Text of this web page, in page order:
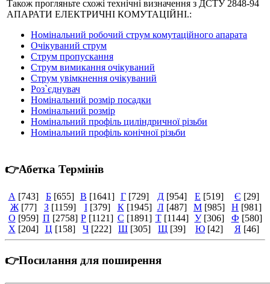
Також прогляньте схожі технічні визначення з ДСТУ 2848-94
АПАРАТИ ЕЛЕКТРИЧНІ КОМУТАЦІЙНІ.:
Номінальний робочий струм комутаційного апарата
Очікуваний струм
Струм пропускання
Струм вимикання очікуваний
Струм увімкнення очікуваний
Роз`єднувач
Номінальний розмір посадки
Номінальний розмір
Номінальний профіль циліндричної різьби
Номінальний профіль конічної різьби
👉Абетка Термінів
А [743] Б [655] В [1641] Г [729] Д [954] Е [519] Є [29]
Ж [77] З [1159] І [379] К [1945] Л [487] М [985] Н [981]
О [959] П [2758] Р [1121] С [1891] Т [1144] У [306] Ф [580]
Х [204] Ц [158] Ч [222] Ш [305] Щ [39] Ю [42] Я [46]
👉Посилання для поширення